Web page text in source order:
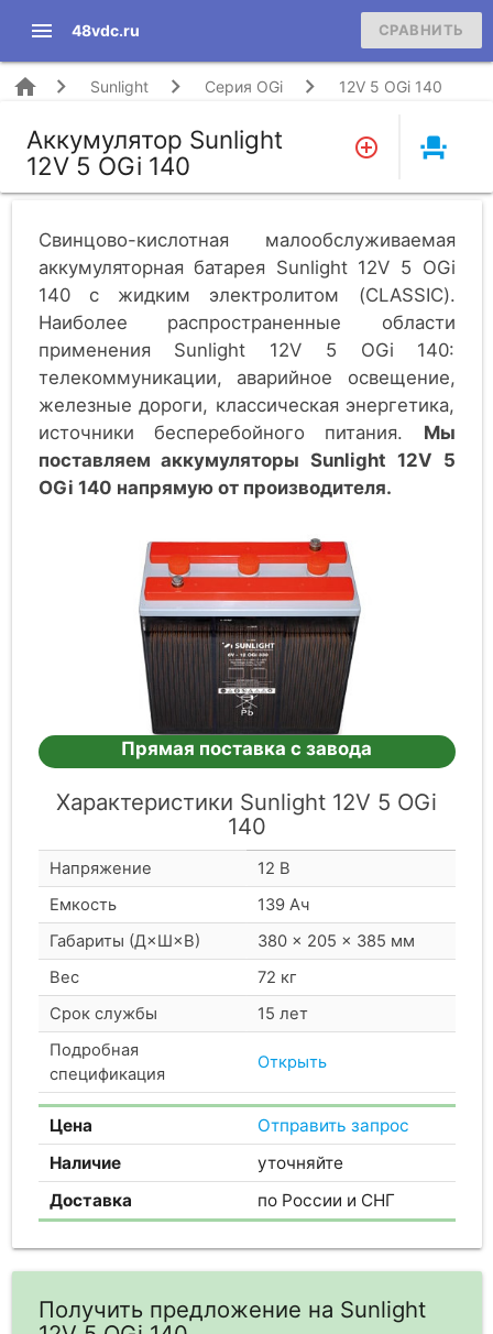
menu 48vdc.ru СРАВНИТЬ
home Sunlight Серия OGi 12V 5 OGi 140
Аккумулятор Sunlight
12V 5 OGi 140
event_seat
Свинцово-кислотная малообслуживаемая
аккумуляторная батарея Sunlight 12V 5 OGi
140 c жидким электролитом (CLASSIC).
Наиболее распространенные области
применения Sunlight 12V 5 OGi 140:
телекоммуникации, аварийное освещение,
железные дороги, классическая энергетика,
источники бесперебойного питания.
Мы
поставляем аккумуляторы Sunlight 12V 5
OGi 140 напрямую от производителя.
Прямая поставка с завода
Характеристики Sunlight 12V 5 OGi
140
Напряжение
12 В
Емкость
139 Ач
Габариты (Д×Ш×В)
380 × 205 × 385 мм
Вес
72 кг
Срок службы
15 лет
Подробная
спецификация
Открыть
Цена
Отправить запрос
Наличие
уточняйте
Доставка
по России и СНГ
Получить предложение на Sunlight